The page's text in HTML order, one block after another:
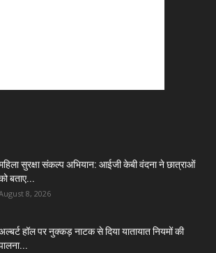
सुरक्षा संकल्प अभियान: आईजी केबी वंदना ने छात्राओं
बताए...
8, 2026
हॉल पर नुक्कड़ नाटक से दिया यातायात नियमों की